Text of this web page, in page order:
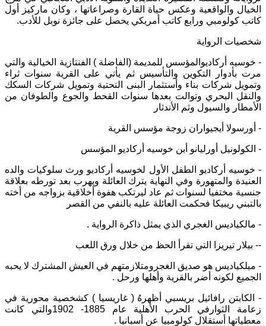
الخيال والواقعية وعكس حياة القارة وصراعاتها ، وكان ماركيز أول
كاتب كولومبي ورابع كاتب أمريكي يحصل على جائزة نوبل للأدب.
شخصيات الرواية
- خوسيه أركاديوالمؤسس للمديمة ( الفاضلة) الفنتازية الخيالية والتي
مرت بأدوار التكوين والتأسيس ثم يأتي على القرية سنوات ثراء
وتمويل شركات بناء وأستثمار البنى التحتية وتمويل شركات السكك
والنقل البحري وتوالت بعدها سنوات القحط والجوع والطوفان من
الأمطار والسيول وثم الأندثار
- أورسولا أيجيواران زوجة مؤسس القرية
- الكولونيل أورليانو أبن خوسيه أركاديو المؤسس
- خوسيه أركاديو الطفل الأول لخوسيه أركاديو ورث سلوكيات والده
العنيدة والمتهورة وفي النهاية يترك العائلة ويهرب بعد تورطه بعلاقة
جنسية مختفيا لسنوات ثم عاد ليرتكب هفوة أخلاقية بزواجه من أخته
بالتبني ريبيكا فحكمت العائلة عليه بالنفي من القصر
- مالكياديس الغجري الذي يمثل ذاكرة الرواية .
-- بيلار تيريزا التي تقرأ الحظ من خلال ورق اللعب
- ميلكياديس هو صديق الغجرومتلازمتهم في العيش المشترك لا يحبه
الجميع لكونه أضر بالقرية وأهلها ورحل .
- الكابتن رافائيل بريسبي أظهرهُ(غاريسيا)كشخصية محورية في
زعامة الثوارفي الحرب الأهلية عام1885- 1902
والتي كانت
معطياتها أستقلال كولومبيا عن أسبانيا .